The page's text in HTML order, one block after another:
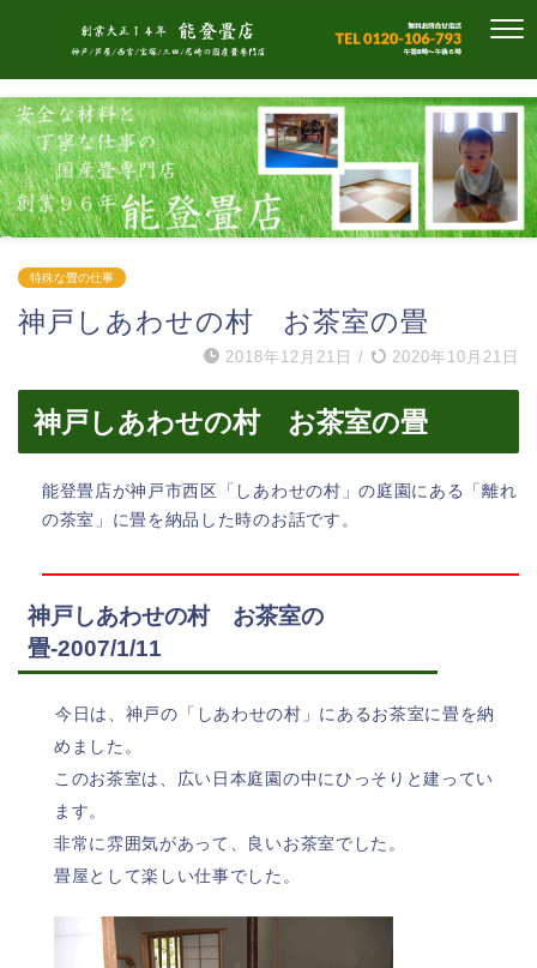
特殊な畳の仕事
神戸しあわせの村 お茶室の畳
2018年12月21日 / 2020年10月21日
神戸しあわせの村 お茶室の畳
能登畳店が神戸市西区「しあわせの村」の庭園にある「離れ
の茶室」に畳を納品した時のお話です。
神戸しあわせの村 お茶室の
畳-2007/1/11
今日は、神戸の「しあわせの村」にあるお茶室に畳を納
めました。
このお茶室は、広い日本庭園の中にひっそりと建ってい
ます。
非常に雰囲気があって、良いお茶室でした。
畳屋として楽しい仕事でした。